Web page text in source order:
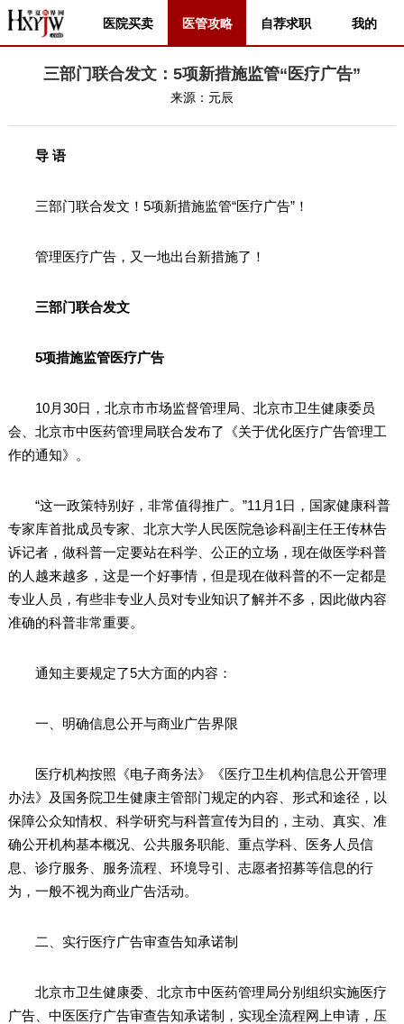
医院买卖 医管攻略 自荐求职 我的
三部门联合发文：5项新措施监管“医疗广告”
来源： 元辰
导 语
三部门联合发文！5项新措施监管“医疗广告”！
管理医疗广告，又一地出台新措施了！
三部门联合发文
5项措施监管医疗广告
10月30日，北京市市场监督管理局、北京市卫生健康委员
会、北京市中医药管理局联合发布了《关于优化医疗广告管理工
作的通知》。
“这一政策特别好，非常值得推广。”11月1日，国家健康科普
专家库首批成员专家、北京大学人民医院急诊科副主任王传林告
诉记者，做科普一定要站在科学、公正的立场，现在做医学科普
的人越来越多，这是一个好事情，但是现在做科普的不一定都是
专业人员，有些非专业人员对专业知识了解并不多，因此做内容
准确的科普非常重要。
通知主要规定了5大方面的内容：
一、明确信息公开与商业广告界限
医疗机构按照《电子商务法》《医疗卫生机构信息公开管理
办法》及国务院卫生健康主管部门规定的内容、形式和途径，以
保障公众知情权、科学研究与科普宣传为目的，主动、真实、准
确公开机构基本概况、公共服务职能、重点学科、医务人员信
息、诊疗服务、服务流程、环境导引、志愿者招募等信息的行
为，一般不视为商业广告活动。
二、实行医疗广告审查告知承诺制
北京市卫生健康委、北京市中医药管理局分别组织实施医疗
广告、中医医疗广告审查告知承诺制，实现全流程网上申请，压